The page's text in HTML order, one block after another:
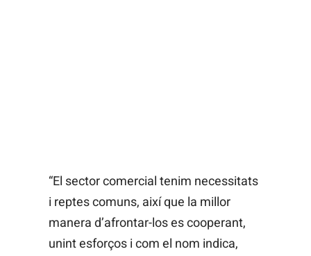
“El sector comercial tenim necessitats
i reptes comuns, així que la millor
manera d’afrontar-los es cooperant,
unint esforços i com el nom indica,